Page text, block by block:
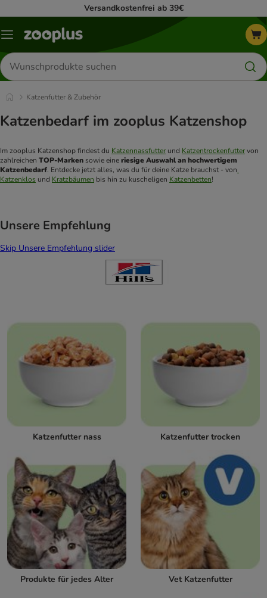
Versandkostenfrei ab 39€
Menü
Produkte
suchen
Katzenfutter & Zubehör
Katzenbedarf im zooplus Katzenshop
Im zooplus Katzenshop findest du Katzennassfutter und Katzentrockenfutter von
zahlreichen TOP-Marken sowie eine riesige Auswahl an hochwertigem
Katzenbedarf. Entdecke jetzt alles, was du für deine Katze brauchst - von
Katzenklos und Kratzbäumen bis hin zu kuscheligen Katzenbetten
Unsere Empfehlung
Skip Unsere Empfehlung slider
Katzenfutter nass Katzenfutter trocken
Produkte für jedes Alter Vet Katzenfutter